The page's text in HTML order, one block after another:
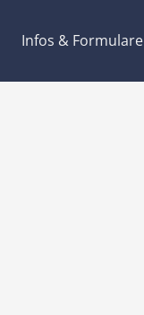
Infos & Formulare